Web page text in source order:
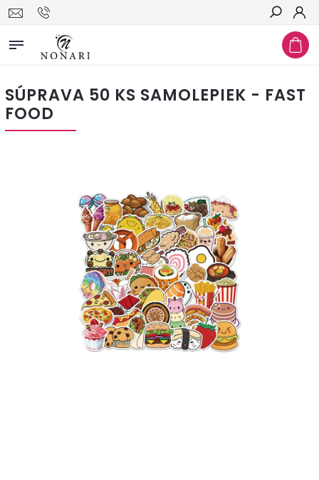
Hľadať
SÚPRAVA 50 KS SAMOLEPIEK - FAST
FOOD